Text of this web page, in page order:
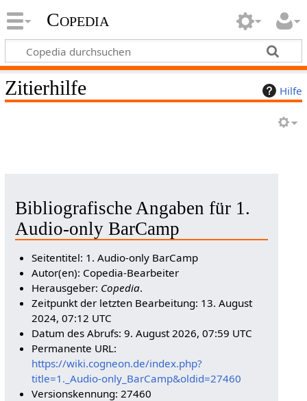
Copedia
Hilfe
Zitierhilfe
Bibliografische Angaben für 1.
Audio-only BarCamp
Seitentitel: 1. Audio-only BarCamp
Autor(en): Copedia-Bearbeiter
Herausgeber: Copedia.
Zeitpunkt der letzten Bearbeitung: 13. August
2024, 07:12 UTC
Datum des Abrufs: 9. August 2026, 07:59 UTC
Permanente URL:
https://wiki.cogneon.de/index.php?
title=1._Audio-only_BarCamp&oldid=27460
Versionskennung: 27460